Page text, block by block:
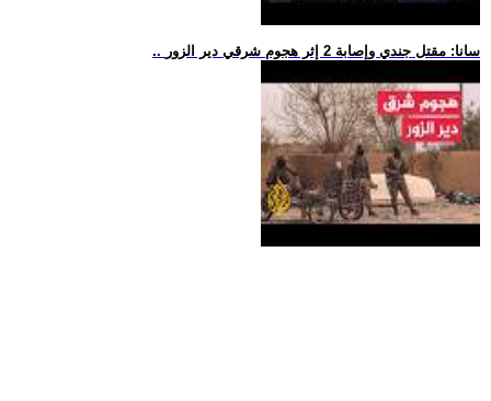
.. سانا: مقتل جندي وإصابة 2 إثر هجوم شرقي دير الزور